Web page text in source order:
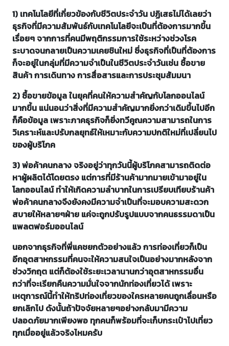
1) เทคโนโลยีที่เกี่ยวข้องกับชีวิตประจำวัน ปฏิเสธไม่ได้เลยว่า
ธุรกิจที่มีความสัมพันธ์กับเทคโนโลยีจะเป็นที่ต้องการมากขึ้น
เรื่อยๆ จากการที่คนมีพฤติกรรมการใช้ระหว่างช่วงโรค
ระบาดจนกลายเป็นความเคยชินใหม่ ซึ่งธุรกิจที่เป็นที่ต้องการ
ก็จะอยู่ในกลุ่มที่มีความจำเป็นในชีวิตประจำวันเช่น ซื้อขาย
สินค้า การเดินทาง การสื่อสารและการประชุมสัมมนา
2) ซื้อขายข้อมูล ในยุคที่คนให้ความสำคัญกับโลกออนไลน์
มากขึ้น แน่นอนว่าสิ่งที่มีความสำคัญมากยิ่งกว่าเดิมขึ้นไปอีก
ก็คือข้อมูล เพราะภาคธุรกิจก็ยิ่งทวีคูณความสามารถในการ
วิเคราะห์และปรับกลยุทธ์ให้เหมาะกับความปกติใหม่ที่เปลี่ยนไป
ของผู้บริโภค
3) พ่อค้าคนกลาง จริงอยู่ว่าทุกวันนี้ผู้บริโภคสามารถติดต่อ
หาผู้ผลิตได้โดยตรง แต่การที่มีร้านค้ามากมายเข้ามาอยู่ใน
โลกออนไลน์ ทำให้เกิดความลำบากในการเปรียบเทียบร้านค้า
พ่อค้าคนกลางจึงยังคงมีความจำเป็นที่จะมอบความสะดวก
สบายให้หลายๆฝ่าย แค่จะถูกปรับรูปแบบจากคนธรรมดาเป็น
แพลตฟอร์มออนไลน์
นอกจากธุรกิจที่พี่แคชยกตัวอย่างแล้ว การท่องเที่ยวก็เป็น
อีกอุตสาหกรรมที่คนจะให้ความสนใจเป็นอย่างมากหลังจาก
ช่วงวิกฤต แต่ก็ต้องใช้ระยะเวลานานกว่าอุตสาหกรรมอื่น
กว่าที่จะเรียกคืนความมั่นใจจากนักท่องเที่ยวได้ เพราะ
เหตุการณ์นี้ทำให้ทริปท่องเที่ยวของใครหลายคนถูกเลื่อนหรือ
ยกเลิกไป ดังนั้นถ้าปัจจัยหลายๆอย่างกลับมามีความ
ปลอดภัยมากเพียงพอ ทุกคนก็พร้อมที่จะเก็บกระเป๋าไปเที่ยว
ทุกเมื่ออยู่แล้วจริงไหมครับ